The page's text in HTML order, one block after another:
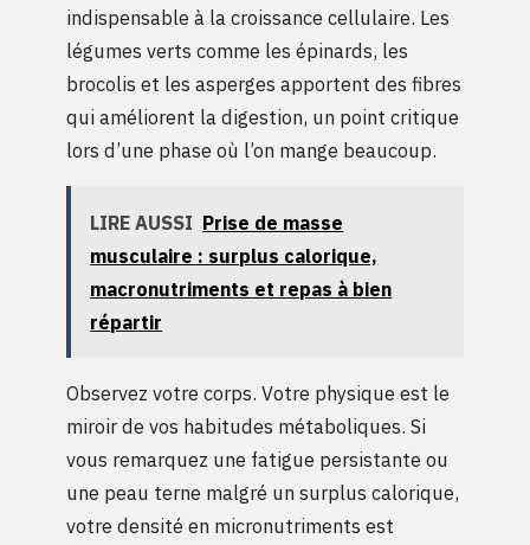
indispensable à la croissance cellulaire. Les
légumes verts comme les épinards, les
brocolis et les asperges apportent des fibres
qui améliorent la digestion, un point critique
lors d’une phase où l’on mange beaucoup.
LIRE AUSSI Prise de masse
musculaire : surplus calorique,
macronutriments et repas à bien
répartir
Observez votre corps. Votre physique est le
miroir de vos habitudes métaboliques. Si
vous remarquez une fatigue persistante ou
une peau terne malgré un surplus calorique,
votre densité en micronutriments est